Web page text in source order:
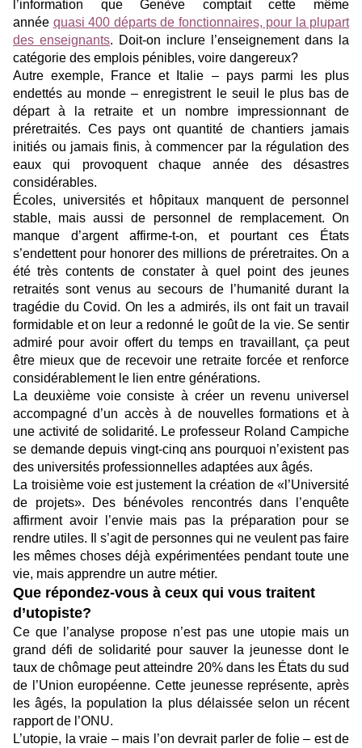
l’information que Genève comptait cette même
année quasi 400 départs de fonctionnaires, pour la plupart
des enseignants. Doit-on inclure l’enseignement dans la
catégorie des emplois pénibles, voire dangereux?
Autre exemple, France et Italie – pays parmi les plus
endettés au monde – enregistrent le seuil le plus bas de
départ à la retraite et un nombre impressionnant de
préretraités. Ces pays ont quantité de chantiers jamais
initiés ou jamais finis, à commencer par la régulation des
eaux qui provoquent chaque année des désastres
considérables.
Écoles, universités et hôpitaux manquent de personnel
stable, mais aussi de personnel de remplacement. On
manque d’argent affirme-t-on, et pourtant ces États
s’endettent pour honorer des millions de préretraites. On a
été très contents de constater à quel point des jeunes
retraités sont venus au secours de l’humanité durant la
tragédie du Covid. On les a admirés, ils ont fait un travail
formidable et on leur a redonné le goût de la vie. Se sentir
admiré pour avoir offert du temps en travaillant, ça peut
être mieux que de recevoir une retraite forcée et renforce
considérablement le lien entre générations.
La deuxième voie consiste à créer un revenu universel
accompagné d’un accès à de nouvelles formations et à
une activité de solidarité. Le professeur Roland Campiche
se demande depuis vingt-cinq ans pourquoi n’existent pas
des universités professionnelles adaptées aux âgés.
La troisième voie est justement la création de «l’Université
de projets». Des bénévoles rencontrés dans l’enquête
affirment avoir l’envie mais pas la préparation pour se
rendre utiles. Il s’agit de personnes qui ne veulent pas faire
les mêmes choses déjà expérimentées pendant toute une
vie, mais apprendre un autre métier.
Que répondez-vous à ceux qui vous traitent
d’utopiste?
Ce que l’analyse propose n’est pas une utopie mais un
grand défi de solidarité pour sauver la jeunesse dont le
taux de chômage peut atteindre 20% dans les États du sud
de l’Union européenne. Cette jeunesse représente, après
les âgés, la population la plus délaissée selon un récent
rapport de l’ONU.
L’utopie, la vraie – mais l’on devrait parler de folie – est de